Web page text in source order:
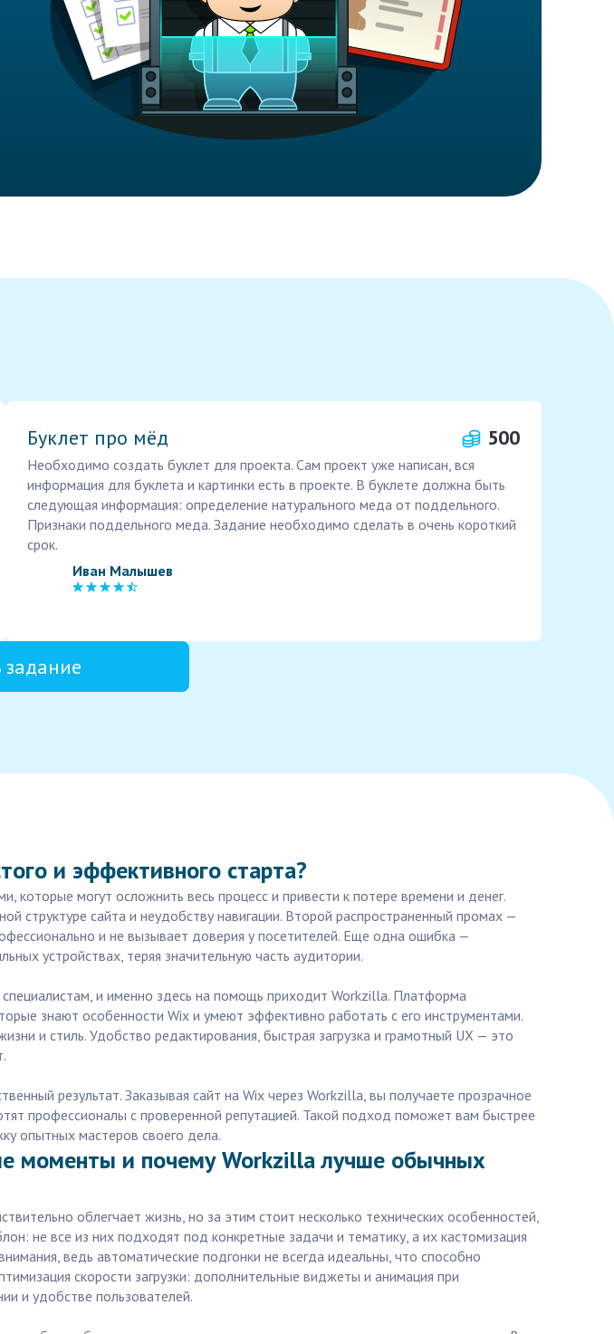
Буклет про мёд 500
Необходимо создать буклет для проекта. Сам проект уже написан, вся
информация для буклета и картинки есть в проекте. В буклете должна быть
следующая информация: определение натурального меда от поддельного.
Признаки поддельного меда. Задание необходимо сделать в очень короткий
срок.
Иван Малышев
задание
и эффективного старта?
которые могут осложнить весь процесс и привести к потере времени и денег.
структуре сайта и неудобству навигации. Второй распространенный промах —
и не вызывает доверия у посетителей. Еще одна ошибка —
устройствах, теряя значительную часть аудитории.
и именно здесь на помощь приходит Workzilla. Платформа
знают особенности Wix и умеют эффективно работать с его инструментами.
и стиль. Удобство редактирования, быстрая загрузка и грамотный UX — это
результат. Заказывая сайт на Wix через Workzilla, вы получаете прозрачное
профессионалы с проверенной репутацией. Такой подход поможет вам быстрее
опытных мастеров своего дела.
моменты и почему Workzilla лучше обычных
облегчает жизнь, но за этим стоит несколько технических особенностей,
не все из них подходят под конкретные задачи и тематику, а их кастомизация
ведь автоматические подгонки не всегда идеальны, что способно
скорости загрузки: дополнительные виджеты и анимация при
и удобстве пользователей.